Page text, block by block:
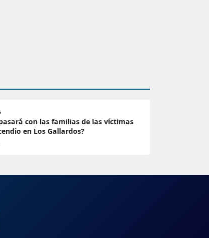
con las familias de las víctimas
en Los Gallardos?